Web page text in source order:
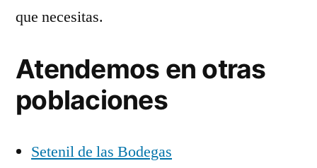
que necesitas.
Atendemos en otras
poblaciones
Setenil de las Bodegas